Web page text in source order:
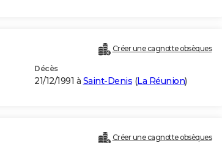
Créer une cagnotte obsèques
Décès
21/12/1991 à Saint-Denis (La Réunion)
Créer une cagnotte obsèques